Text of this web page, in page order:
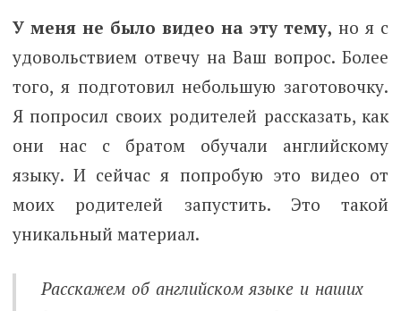
У меня не было видео на эту тему, но я с
удовольствием отвечу на Ваш вопрос. Более
того, я подготовил небольшую заготовочку.
Я попросил своих родителей рассказать, как
они нас с братом обучали английскому
языку. И сейчас я попробую это видео от
моих родителей запустить. Это такой
уникальный материал.
Расскажем об английском языке и наших